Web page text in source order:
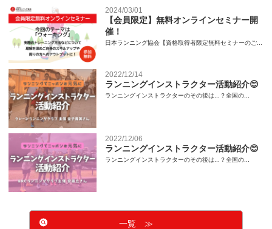
2024/03/01
【会員限定】無料オンラインセミナー開
催！
日本ランニング協会【資格取得者限定無料セミナーのご...
2022/12/14
ランニングインストラクター活動紹介😊
ランニングインストラクターのその後は...？全国の...
2022/12/06
ランニングインストラクター活動紹介😊
ランニングインストラクターのその後は...？全国の...
一覧 ≫